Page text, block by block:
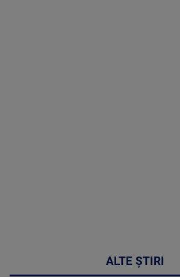
ALTE ȘTIRI